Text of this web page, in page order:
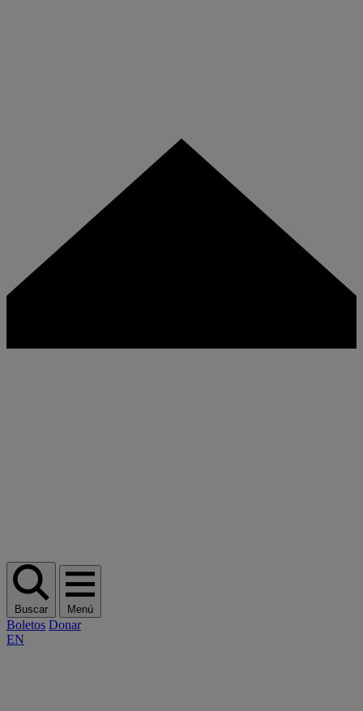
Buscar Menú
Boletos Donar
EN